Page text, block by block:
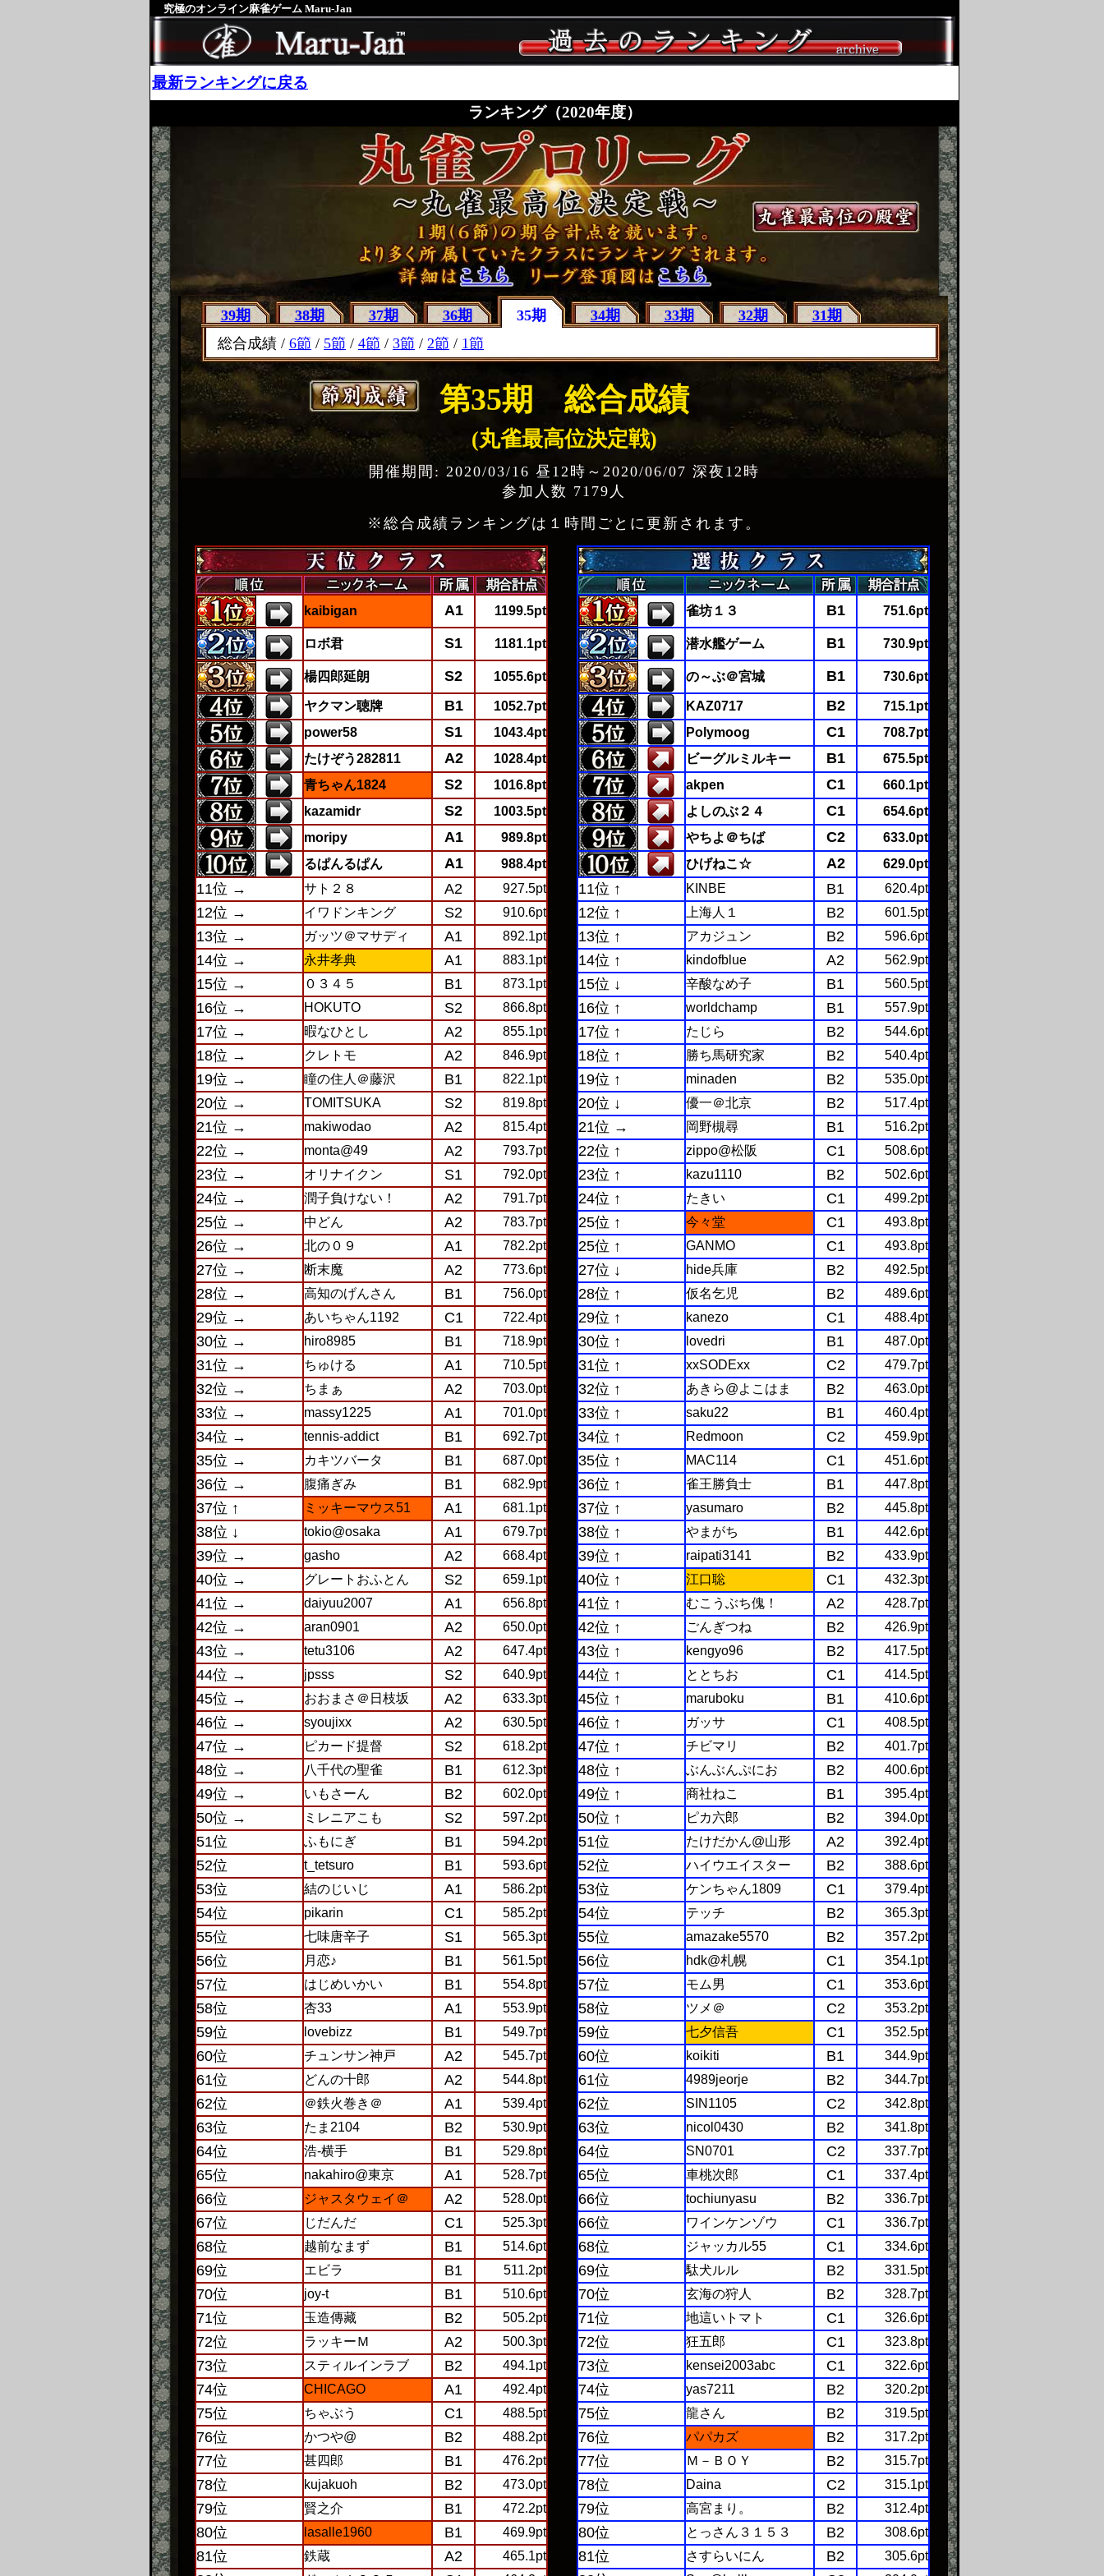
究極のオンライン麻雀ゲーム Maru-Jan
最新ランキングに戻る
ランキング（2020年度）
39期 38期 37期 36期 35期 34期 33期 32期
31期
総合成績 / 6節 / 5節 / 4節 / 3節 / 2節 / 1節
第35期 総合成績
(丸雀最高位決定戦)
開催期間: 2020/03/16 昼12時～2020/06/07 深夜12時
参加人数 7179人
※総合成績ランキングは１時間ごとに更新されます。
kaibigan A1 1199.5pt
ロボ君 S1 1181.1pt
楊四郎延朗 S2 1055.6pt
ヤクマン聴牌 B1
1052.7pt
power58
S1
1043.4pt
たけぞう282811
A2
1028.4pt
青ちゃん1824
S2
1016.8pt
kazamidr
S2
1003.5pt
moripy
A1
989.8pt
るぱんるぱん
A1 988.4pt
11位 → サト２８ A2 927.5pt
12位 → イワドンキング S2 910.6pt
13位 → ガッツ＠マサディ A1 892.1pt
14位 → 永井孝典 A1 883.1pt
15位 → ０３４５ B1 873.1pt
16位 → HOKUTO S2 866.8pt
17位 → 暇なひとし A2 855.1pt
18位 → クレトモ A2 846.9pt
19位 → 瞳の住人＠藤沢 B1 822.1pt
20位 → TOMITSUKA S2 819.8pt
21位 → makiwodao A2 815.4pt
22位 → monta@49 A2 793.7pt
23位 → オリナイクン S1 792.0pt
24位 → 潤子負けない！ A2 791.7pt
25位 → 中どん A2 783.7pt
26位 → 北の０９ A1 782.2pt
27位 → 断末魔 A2 773.6pt
28位 → 高知のげんさん B1 756.0pt
29位 → あいちゃん1192 C1 722.4pt
30位 → hiro8985 B1 718.9pt
31位 → ちゅける A1 710.5pt
32位 → ちまぁ A2 703.0pt
33位 → massy1225 A1 701.0pt
34位 → tennis-addict B1 692.7pt
35位 → カキツバータ B1 687.0pt
36位 → 腹痛ぎみ B1 682.9pt
37位 ↑ ミッキーマウス51 A1 681.1pt
38位 ↓ tokio@osaka A1 679.7pt
39位 → gasho A2 668.4pt
40位 → グレートおふとん S2 659.1pt
41位 → daiyuu2007 A1 656.8pt
42位 → aran0901 A2 650.0pt
43位 → tetu3106 A2 647.4pt
44位 → jpsss S2 640.9pt
45位 → おおまさ＠日枝坂 A2 633.3pt
46位 → syoujixx A2 630.5pt
47位 → ピカード提督 S2 618.2pt
48位 → 八千代の聖雀 B1 612.3pt
49位 → いもさーん B2 602.0pt
50位 → ミレニアこも S2 597.2pt
51位 ふもにぎ B1 594.2pt
52位 t_tetsuro B1 593.6pt
53位 結のじいじ A1 586.2pt
54位 pikarin C1 585.2pt
55位 七味唐辛子 S1 565.3pt
56位 月恋♪ B1 561.5pt
57位 はじめいかい B1 554.8pt
58位 杏33 A1 553.9pt
59位 lovebizz B1 549.7pt
60位 チュンサン神戸 A2 545.7pt
61位 どんの十郎 A2 544.8pt
62位 ＠鉄火巻き＠ A1 539.4pt
63位 たま2104 B2 530.9pt
64位 浩-横手 B1 529.8pt
65位 nakahiro@東京 A1 528.7pt
66位 ジャスタウェイ＠ A2 528.0pt
67位 じだんだ C1 525.3pt
68位 越前なまず B1 514.6pt
69位 エビラ B1 511.2pt
70位 joy-t B1 510.6pt
71位 玉造傳藏 B2 505.2pt
72位 ラッキーＭ A2 500.3pt
73位 スティルインラブ B2 494.1pt
74位 CHICAGO A1 492.4pt
75位 ちゃぶう C1 488.5pt
76位 かつや@ B2 488.2pt
77位 甚四郎 B1 476.2pt
78位 kujakuoh B2 473.0pt
79位 賢之介 B1 472.2pt
80位 lasalle1960 B1 469.9pt
81位 鉄蔵 A2 465.1pt
雀坊１３ B1 751.6pt
潜水艦ゲーム B1 730.9pt
の～ぶ＠宮城 B1 730.6pt
KAZ0717 B2
715.1pt
Polymoog
C1
708.7pt
ビーグルミルキー
B1
675.5pt
akpen
C1
660.1pt
よしのぶ２４
C1
654.6pt
やちよ＠ちば
C2
633.0pt
ひげねこ☆
A2 629.0pt
11位 ↑ KINBE B1 620.4pt
12位 ↑ 上海人１ B2 601.5pt
13位 ↑ アカジュン B2 596.6pt
14位 ↑ kindofblue A2 562.9pt
15位 ↓ 辛酸なめ子 B1 560.5pt
16位 ↑ worldchamp B1 557.9pt
17位 ↑ たじら B2 544.6pt
18位 ↑ 勝ち馬研究家 B2 540.4pt
19位 ↑ minaden B2 535.0pt
20位 ↓ 優一＠北京 B2 517.4pt
21位 → 岡野槻尋 B1 516.2pt
22位 ↑ zippo@松阪 C1 508.6pt
23位 ↑ kazu1110 B2 502.6pt
24位 ↑ たきい C1 499.2pt
25位 ↑ 今々堂 C1 493.8pt
25位 ↑ GANMO C1 493.8pt
27位 ↓ hide兵庫 B2 492.5pt
28位 ↑ 仮名乞児 B2 489.6pt
29位 ↑ kanezo C1 488.4pt
30位 ↑ lovedri B1 487.0pt
31位 ↑ xxSODExx C2 479.7pt
32位 ↑ あきら@よこはま B2 463.0pt
33位 ↑ saku22 B1 460.4pt
34位 ↑ Redmoon C2 459.9pt
35位 ↑ MAC114 C1 451.6pt
36位 ↑ 雀王勝負士 B1 447.8pt
37位 ↑ yasumaro B2 445.8pt
38位 ↑ やまがち B1 442.6pt
39位 ↑ raipati3141 B2 433.9pt
40位 ↑ 江口聡 C1 432.3pt
41位 ↑ むこうぶち傀！ A2 428.7pt
42位 ↑ ごんぎつね B2 426.9pt
43位 ↑ kengyo96 B2 417.5pt
44位 ↑ ととちお C1 414.5pt
45位 ↑ maruboku B1 410.6pt
46位 ↑ ガッサ C1 408.5pt
47位 ↑ チビマリ B2 401.7pt
48位 ↑ ぶんぶんぷにお B2 400.6pt
49位 ↑ 商社ねこ B1 395.4pt
50位 ↑ ピカ六郎 B2 394.0pt
51位 たけだかん@山形 A2 392.4pt
52位 ハイウエイスター B2 388.6pt
53位 ケンちゃん1809 C1 379.4pt
54位 テッチ B2 365.3pt
55位 amazake5570 B2 357.2pt
56位 hdk@札幌 C1 354.1pt
57位 モム男 C1 353.6pt
58位 ツメ＠ C2 353.2pt
59位 七夕信吾 C1 352.5pt
60位 koikiti B1 344.9pt
61位 4989jeorje B2 344.7pt
62位 SIN1105 C2 342.8pt
63位 nicol0430 B2 341.8pt
64位 SN0701 C2 337.7pt
65位 車桃次郎 C1 337.4pt
66位 tochiunyasu B2 336.7pt
66位 ワインケンゾウ C1 336.7pt
68位 ジャッカル55 C1 334.6pt
69位 駄犬ルル B2 331.5pt
70位 玄海の狩人 B2 328.7pt
71位 地這いトマト C1 326.6pt
72位 狂五郎 C1 323.8pt
73位 kensei2003abc C1 322.6pt
74位 yas7211 B2 320.2pt
75位 龍さん B2 319.5pt
76位 パパカズ B2 317.2pt
77位 Ｍ－ＢＯＹ B2 315.7pt
78位 Daina C2 315.1pt
79位 高宮まり。 B2 312.4pt
80位 とっさん３１５３ B2 308.6pt
81位 さすらいにん B2 305.6pt